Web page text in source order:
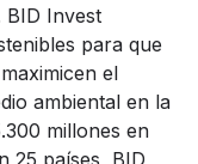
BID Invest
para que
el
ambiental en la
millones en
25 países, BID